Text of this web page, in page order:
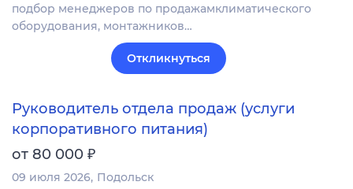
подбор менеджеров по продажамклиматического
оборудования, монтажников…
Откликнуться
Руководитель отдела продаж (услуги
корпоративного питания)
от 80 000 ₽
09 июля 2026 Подольск